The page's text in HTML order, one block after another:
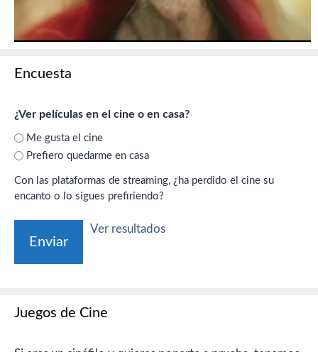
Encuesta
¿Ver películas en el cine o en casa?
Me gusta el cine
Prefiero quedarme en casa
Con las plataformas de streaming, ¿ha perdido el cine su
encanto o lo sigues prefiriendo?
Ver resultados
Juegos de Cine